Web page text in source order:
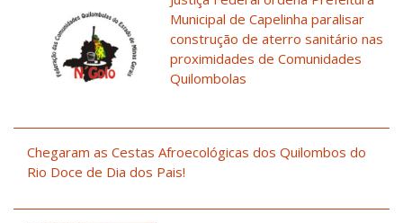
Municipal de Capelinha paralisar
construção de aterro sanitário nas
proximidades de Comunidades
Quilombolas
Chegaram as Cestas Afroecológicas dos Quilombos do
Rio Doce de Dia dos Pais!